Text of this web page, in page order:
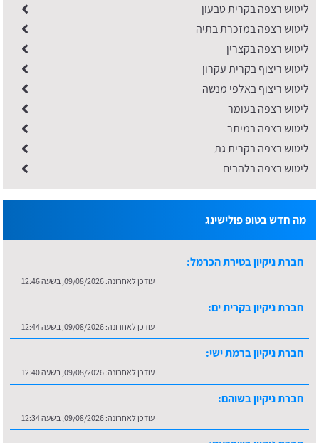
ליטוש רצפה בקרית טבעון
ליטוש רצפה במזכרת בתיה
ליטוש רצפה בקצרין
ליטוש ריצוף בקרית עקרון
ליטוש ריצוף באלפי מנשה
ליטוש רצפה בעומר
ליטוש רצפה במיתר
ליטוש רצפה בקרית גת
ליטוש רצפה בלהבים
מה חדש בטופ פולישינג
חברת ניקיון בטירת הכרמל:
חברת ניקיון בקרית ים:
חברת ניקיון ברמת ישי:
חברת ניקיון בשוהם:
חברת ניקיון בשפרעם: